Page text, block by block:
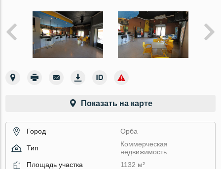
Показать на карте
Город Орба
Тип
Коммерческая
недвижимость
Площадь участка
1132 м²